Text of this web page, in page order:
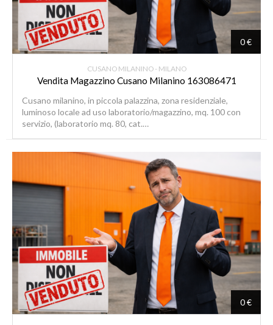
0 €
CUSANO MILANINO - MILANO
Vendita Magazzino Cusano Milanino 163086471
Cusano milanino, in piccola palazzina, zona residenziale,
luminoso locale ad uso laboratorio/magazzino, mq. 100 con
servizio, (laboratorio mq. 80, cat.…
0 €